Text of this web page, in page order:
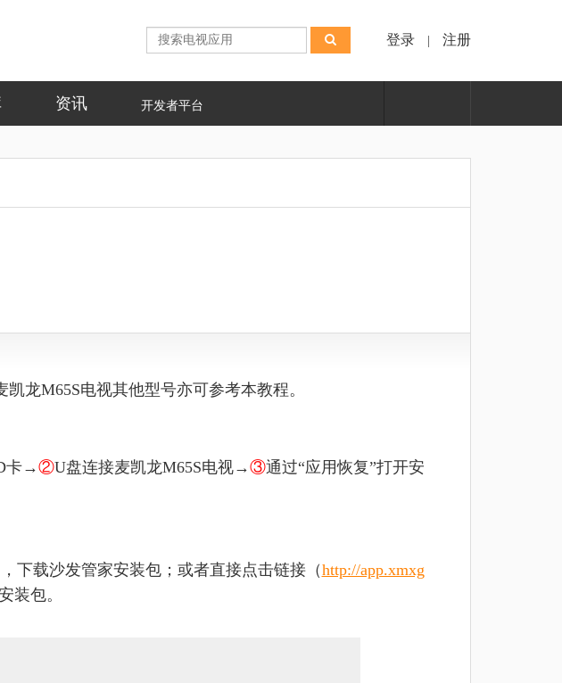
登录 注册
资讯 开发者平台
凯龙M65S电视其他型号亦可参考本教程。
卡→②U盘连接麦凯龙M65S电视→③通过“应用恢复”打开安
下载沙发管家安装包；或者直接点击链接（http://app.xmxg
装包。